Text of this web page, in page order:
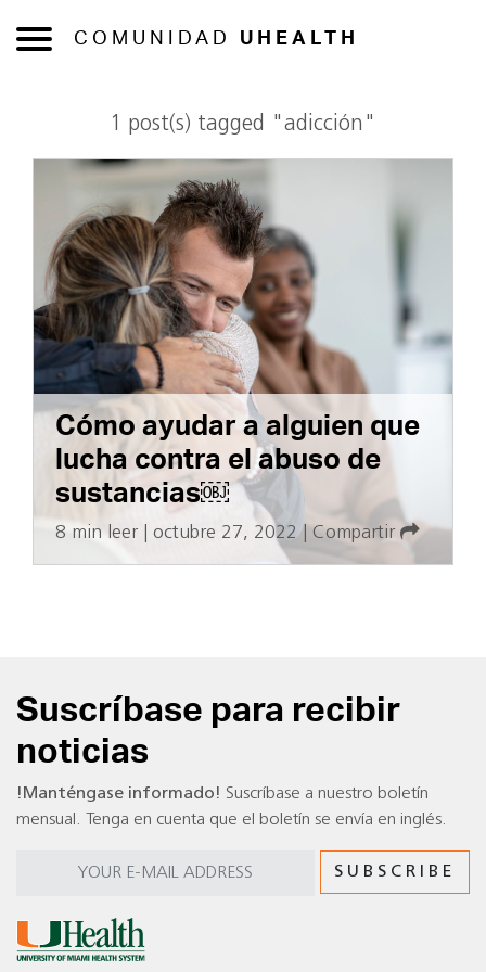
COMUNIDAD UHEALTH
1 post(s) tagged "adicción"
Cómo ayudar a alguien que
lucha contra el abuso de
sustancias￼
8 min leer octubre 27, 2022| Compartir
Suscríbase para recibir
noticias
!Manténgase informado! Suscríbase a nuestro boletín
mensual. Tenga en cuenta que el boletín se envía en inglés.